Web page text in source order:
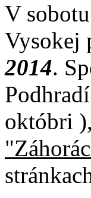
V sobotu
Vysokej
2014.
októbri